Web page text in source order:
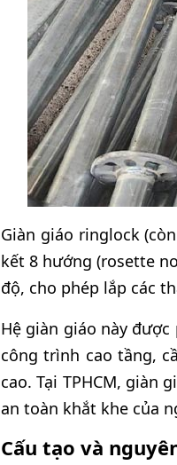
Giàn giáo ringlock
kết 8 hướng (rosette
độ, cho phép lắp các
Hệ giàn giáo này
công trình cao tầng,
cao. Tại TPHCM, giàn
an toàn khắt khe của
Cấu tạo và